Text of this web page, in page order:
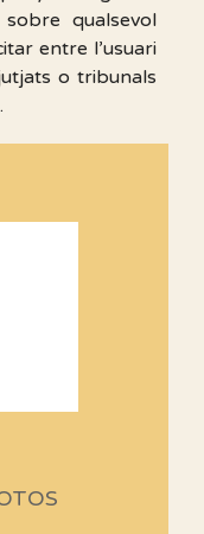
qualsevol
entre l’usuari
o tribunals
(1a